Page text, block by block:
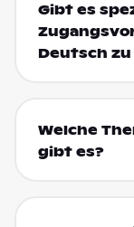
Gibt es
Deutsch
Welche
gibt es?